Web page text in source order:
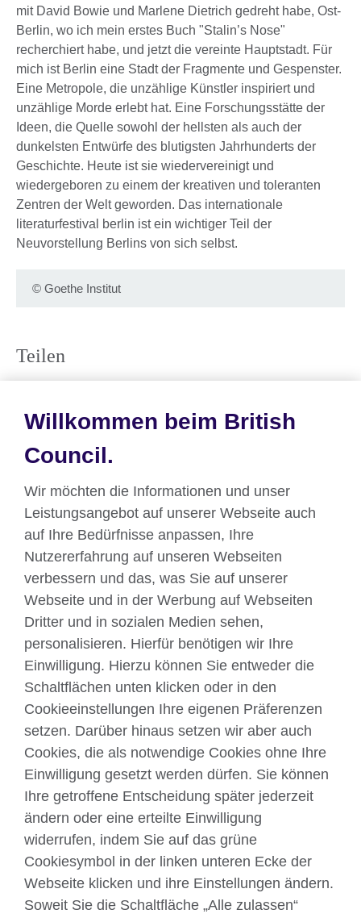
mit David Bowie und Marlene Dietrich gedreht habe, Ost-
Berlin, wo ich mein erstes Buch "Stalin’s Nose"
recherchiert habe, und jetzt die vereinte Hauptstadt. Für
mich ist Berlin eine Stadt der Fragmente und Gespenster.
Eine Metropole, die unzählige Künstler inspiriert und
unzählige Morde erlebt hat. Eine Forschungsstätte der
Ideen, die Quelle sowohl der hellsten als auch der
dunkelsten Entwürfe des blutigsten Jahrhunderts der
Geschichte. Heute ist sie wiedervereinigt und
wiedergeboren zu einem der kreativen und toleranten
Zentren der Welt geworden. Das internationale
literaturfestival berlin ist ein wichtiger Teil der
Neuvorstellung Berlins von sich selbst.
© Goethe Institut
Teilen
Übersicht ilb 2020
Über uns
Englisch unterrichten
Kontakt
Facebook Twitter
YouTube
TikTok
British Council global
Willkommen beim British
Council.
Wir möchten die Informationen und unser
Leistungsangebot auf unserer Webseite auch
auf Ihre Bedürfnisse anpassen, Ihre
Nutzererfahrung auf unseren Webseiten
verbessern und das, was Sie auf unserer
Webseite und in der Werbung auf Webseiten
Dritter und in sozialen Medien sehen,
personalisieren. Hierfür benötigen wir Ihre
Einwilligung. Hierzu können Sie entweder die
Schaltflächen unten klicken oder in den
Cookieeinstellungen Ihre eigenen Präferenzen
setzen. Darüber hinaus setzen wir aber auch
Cookies, die als notwendige Cookies ohne Ihre
Einwilligung gesetzt werden dürfen. Sie können
Ihre getroffene Entscheidung später jederzeit
ändern oder eine erteilte Einwilligung
widerrufen, indem Sie auf das grüne
Cookiesymbol in der linken unteren Ecke der
Webseite klicken und ihre Einstellungen ändern.
Soweit Sie die Schaltfläche „Alle zulassen“